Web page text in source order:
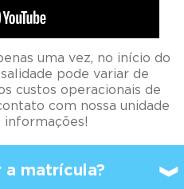
uma vez, no início do
pode variar de
custos operacionais de
com nossa unidade
informações!
a matrícula?